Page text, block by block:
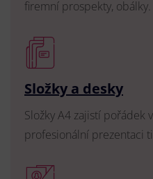
firemní prospekty, obálky.
Složky a desky
Složky A4 zajistí pořádek
profesionální prezentaci